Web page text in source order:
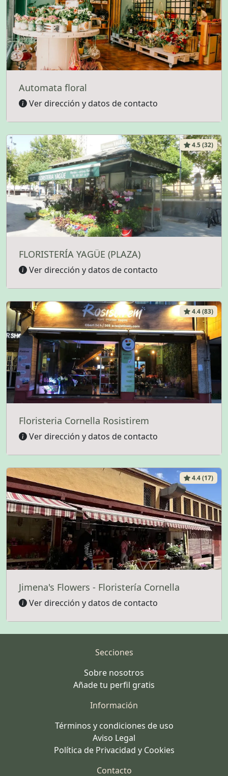
Automata floral
Ver dirección y datos de contacto
4.5 (32)
FLORISTERÍA YAGÜE (PLAZA)
Ver dirección y datos de contacto
4.4 (83)
Floristeria Cornella Rosistirem
Ver dirección y datos de contacto
4.4 (17)
Jimena's Flowers - Floristería Cornella
Ver dirección y datos de contacto
Secciones
Sobre nosotros
Añade tu perfil gratis
Información
Términos y condiciones de uso
Aviso Legal
Política de Privacidad y Cookies
Contacto